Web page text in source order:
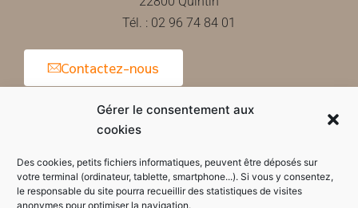
Gérer le consentement aux
cookies
Des cookies, petits fichiers informatiques, peuvent être déposés sur
votre terminal (ordinateur, tablette, smartphone...). Si vous y consentez,
le responsable du site pourra recueillir des statistiques de visites
anonymes pour optimiser la navigation.
Tél. : 02 96 74 84 01
Contactez-nous
Horaires d'ouverture de la mairie